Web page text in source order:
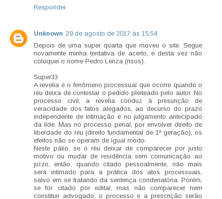
Responder
Unknown 29 de agosto de 2017 às 15:54
Depois de uma super quarta que moveu o site. Segue
novamente minha tentativa de acerto, e desta vez não
coloquei o nome Pedro Lenza (risos).
Super33
A revelia é o fenômeno processual que ocorre quando o
réu deixa de contestar o pedido pleiteado pelo autor. No
processo civil, a revelia conduz à presunção de
veracidade dos fatos alegados, ao decurso do prazo
independente de intimação e no julgamento antecipado
da lide. Mas no processo penal, por envolver direito de
liberdade do réu (direito fundamental de 1ª geração), os
efeitos não se operam de igual modo.
Neste pálio, se o réu deixar de comparecer por justo
motivo ou mudar de residência sem comunicação ao
juízo, então, quando citado pessoalmente, não mais
será intimado para a prática dos atos processuais,
salvo em se tratando da sentença condenatória. Porém,
se for citado por edital, mas não comparecer nem
constituir advogado, o processo e a prescrição serão